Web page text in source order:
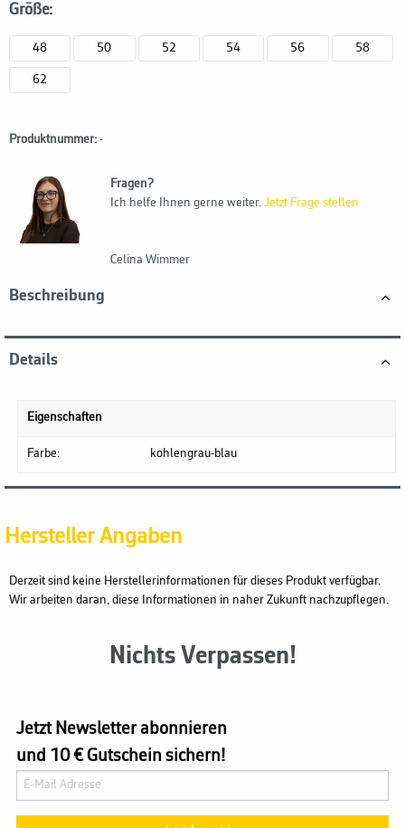
Größe:
48 50 52 54 56 58
62
Produktnummer: -
Fragen?
Ich helfe Ihnen gerne weiter. Jetzt Frage stellen
Celina Wimmer
Beschreibung
Details
Eigenschaften
Farbe: kohlengrau-blau
Hersteller Angaben
Derzeit sind keine Herstellerinformationen für dieses Produkt verfügbar.
Wir arbeiten daran, diese Informationen in naher Zukunft nachzupflegen.
Nichts Verpassen!
Jetzt Newsletter abonnieren
und 10 € Gutschein sichern!